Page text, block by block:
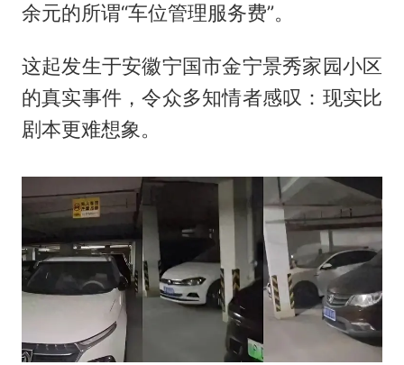
余元的所谓“车位管理服务费”。
这起发生于安徽宁国市金宁景秀家园小区
的真实事件，令众多知情者感叹：现实比
剧本更难想象。